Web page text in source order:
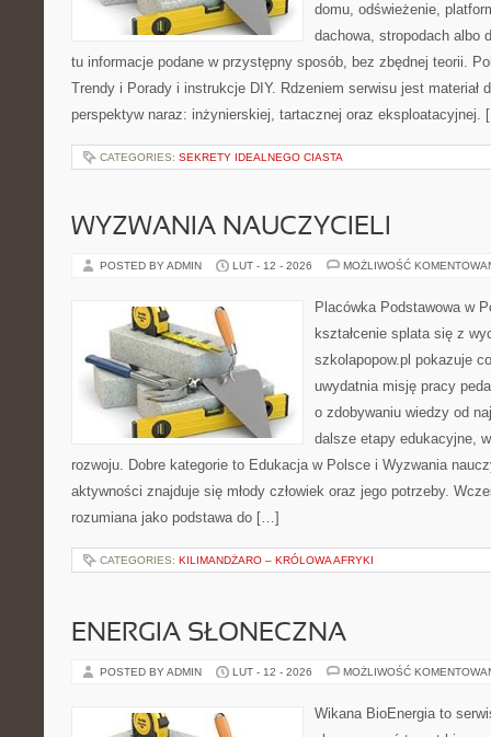
domu, odświeżenie,
dachowa, stropodach albo
tu informacje podane w przystępny sposób, bez zbędnej teorii.
Trendy i Porady i instrukcje DIY. Rdzeniem serwisu jest materiał
perspektyw naraz: inżynierskiej, tartacznej oraz eksploatacyjnej.
CATEGORIES: SEKRETY IDEALNEGO CIASTA
WYZWANIA NAUCZYCIELI
POSTED BY ADMIN LUT - 12 - 2026 MOŻLIWOŚĆ
Placówka Podstawowa w
kształcenie splata się z
szkolapopow.pl pokazuje
uwydatnia misję pracy
o zdobywaniu wiedzy od
dalsze etapy edukacyjne,
rozwoju. Dobre kategorie to Edukacja w Polsce i Wyzwania
aktywności znajduje się młody człowiek oraz jego potrzeby.
rozumiana jako podstawa do […]
CATEGORIES: KILIMANDŻARO – KRÓLOWA AFRYKI
ENERGIA SŁONECZNA
POSTED BY ADMIN LUT - 12 - 2026 MOŻLIWOŚĆ
Wikana BioEnergia to